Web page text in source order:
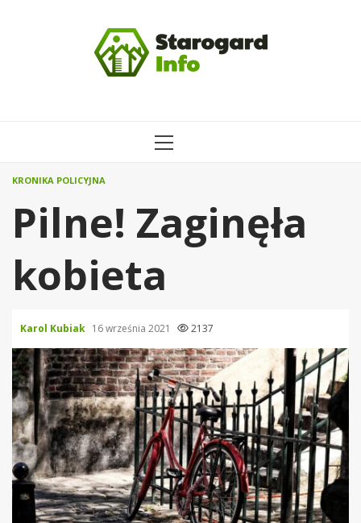
MENU
KRONIKA POLICYJNA
Pilne! Zaginęła
kobieta
Karol Kubiak 16 września 2021 2137